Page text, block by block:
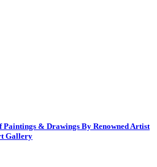
& Drawings By Renowned Artist
Gallery